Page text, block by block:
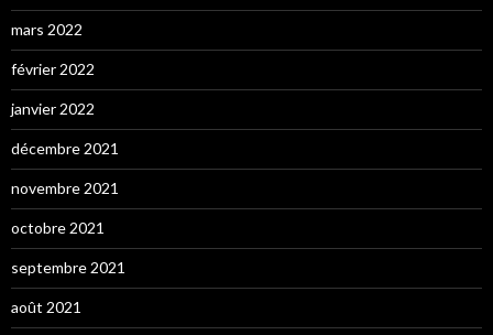
mars 2022
février 2022
janvier 2022
décembre 2021
novembre 2021
octobre 2021
septembre 2021
août 2021